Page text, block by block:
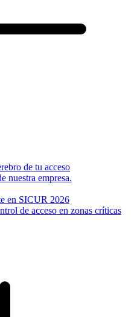
de tu acceso
nuestra empresa.
en SICUR 2026
de acceso en zonas críticas